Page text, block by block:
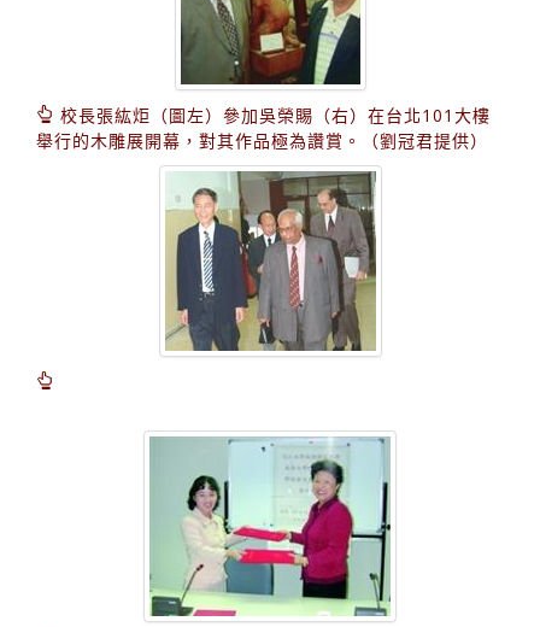
校長張紘炬（圖左）參加吳榮賜（右）在台北101大樓
舉行的木雕展開幕，對其作品極為讚賞。（劉冠君提供）